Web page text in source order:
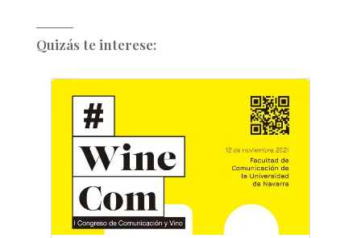
Quizás te interese: